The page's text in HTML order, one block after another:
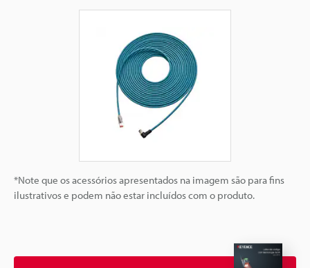
*Note que os acessórios apresentados na imagem são para fins
ilustrativos e podem não estar incluídos com o produto.